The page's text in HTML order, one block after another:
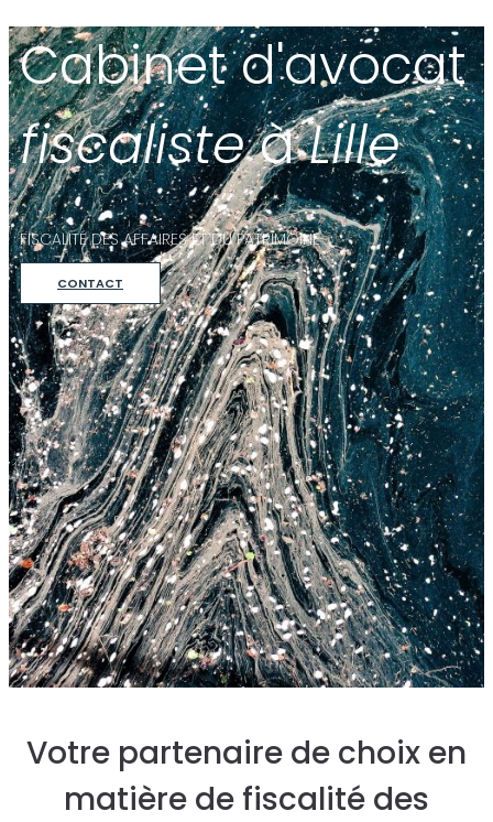
Cabinet d'avocat
fiscalisteàLille
FISCALITÉ DES AFFAIRES ET DU PATRIMOINE
CONTACT
Votre partenaire de choix en
matière de fiscalité des